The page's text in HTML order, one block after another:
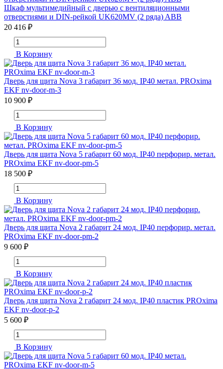
Шкаф мультимедийный с дверью с вентиляционными
отверстиями и DIN-рейкой UK620MV (2 ряда) ABB
20 416 ₽
В Корзину
Дверь для щита Nova 3 габарит 36 мод. IP40 метал. PROxima
EKF nv-door-m-3
10 900 ₽
В Корзину
Дверь для щита Nova 5 габарит 60 мод. IP40 перфорир. метал.
PROxima EKF nv-door-pm-5
18 500 ₽
В Корзину
Дверь для щита Nova 2 габарит 24 мод. IP40 перфорир. метал.
PROxima EKF nv-door-pm-2
9 600 ₽
В Корзину
Дверь для щита Nova 2 габарит 24 мод. IP40 пластик PROxima
EKF nv-door-p-2
5 600 ₽
В Корзину